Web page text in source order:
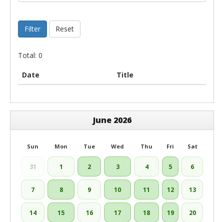
Filter Reset
Total: 0
Date Title
June 2026
Sun Mon Tue Wed Thu Fri Sat
31 1 2 3 4 5 6
7 8 9 10 11 12 13
14 15 16 17 18 19 20